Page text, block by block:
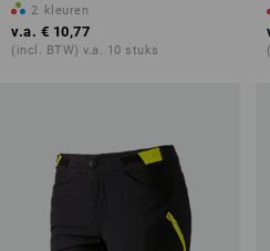
2 kleuren
v.a. € 10,77
(incl. BTW) v.a. 10 stuks